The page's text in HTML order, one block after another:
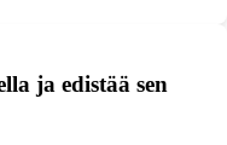
ja edistää sen